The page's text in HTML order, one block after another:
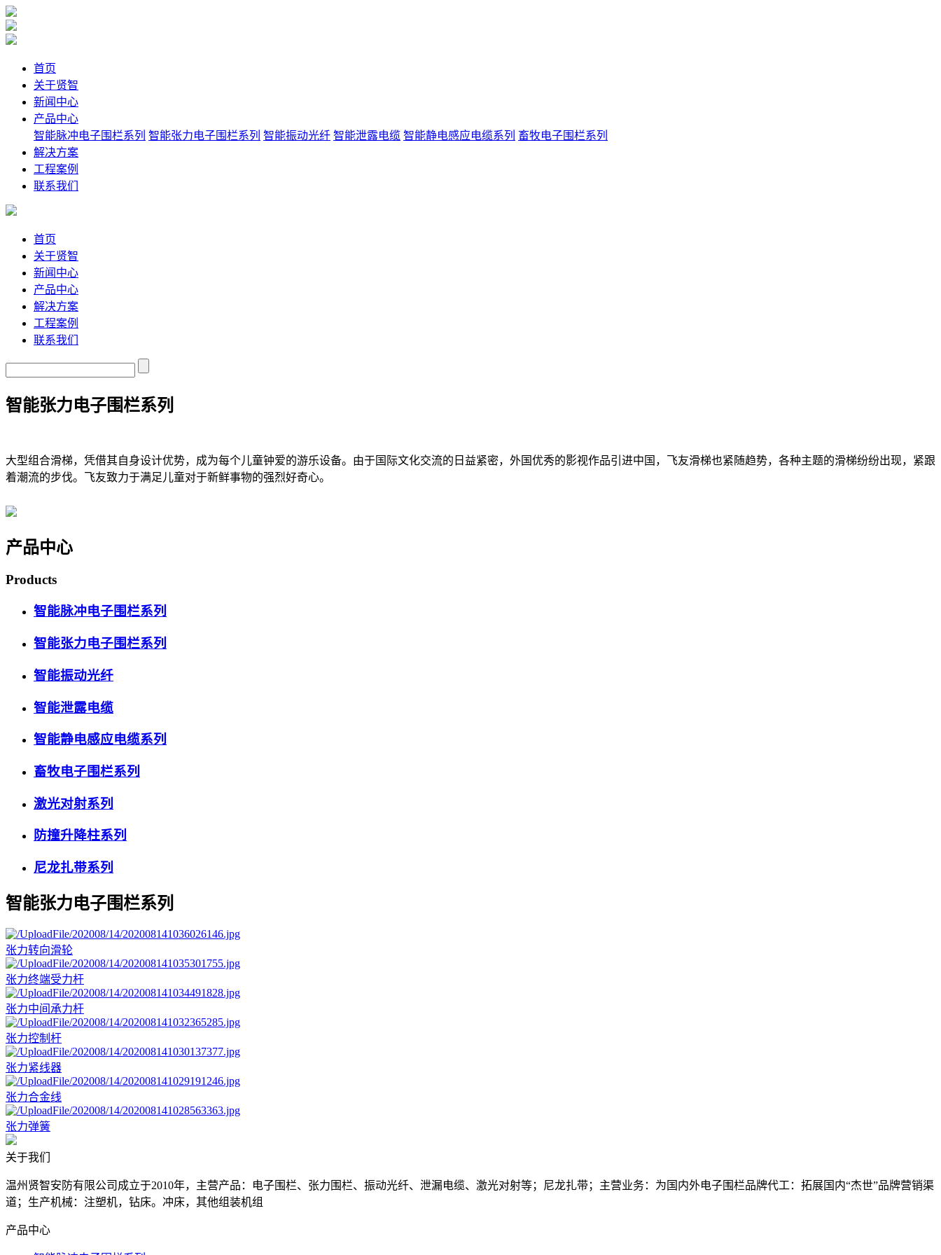
首页
关于贤智
新闻中心
产品中心
智能脉冲电子围栏系列 智能张力电子围栏系列 智能振动光纤 智能泄露电缆 智能静电感应电缆系列 畜牧电子围栏系列
解决方案
工程案例
联系我们
首页
关于贤智
新闻中心
产品中心
解决方案
工程案例
联系我们
智能张力电子围栏系列
大型组合滑梯，凭借其自身设计优势，成为每个儿童钟爱的游乐设备。由于国际文化交流的日益紧密，外国优秀的影视作品引进中国，飞友滑梯也紧随趋势，各种主题的滑梯纷纷出现，紧跟
着潮流的步伐。飞友致力于满足儿童对于新鲜事物的强烈好奇心。
产品中心
Products
智能脉冲电子围栏系列
智能张力电子围栏系列
智能振动光纤
智能泄露电缆
智能静电感应电缆系列
畜牧电子围栏系列
激光对射系列
防撞升降柱系列
尼龙扎带系列
智能张力电子围栏系列
张力转向滑轮
张力终端受力杆
张力中间承力杆
张力控制杆
张力紧线器
张力合金线
张力弹簧
关于我们
温州贤智安防有限公司成立于2010年，主营产品：电子围栏、张力围栏、振动光纤、泄漏电缆、激光对射等；尼龙扎带；主营业务：为国内外电子围栏品牌代工：拓展国内“杰世”品牌营销渠
道；生产机械：注塑机，钻床。冲床，其他组装机组
产品中心